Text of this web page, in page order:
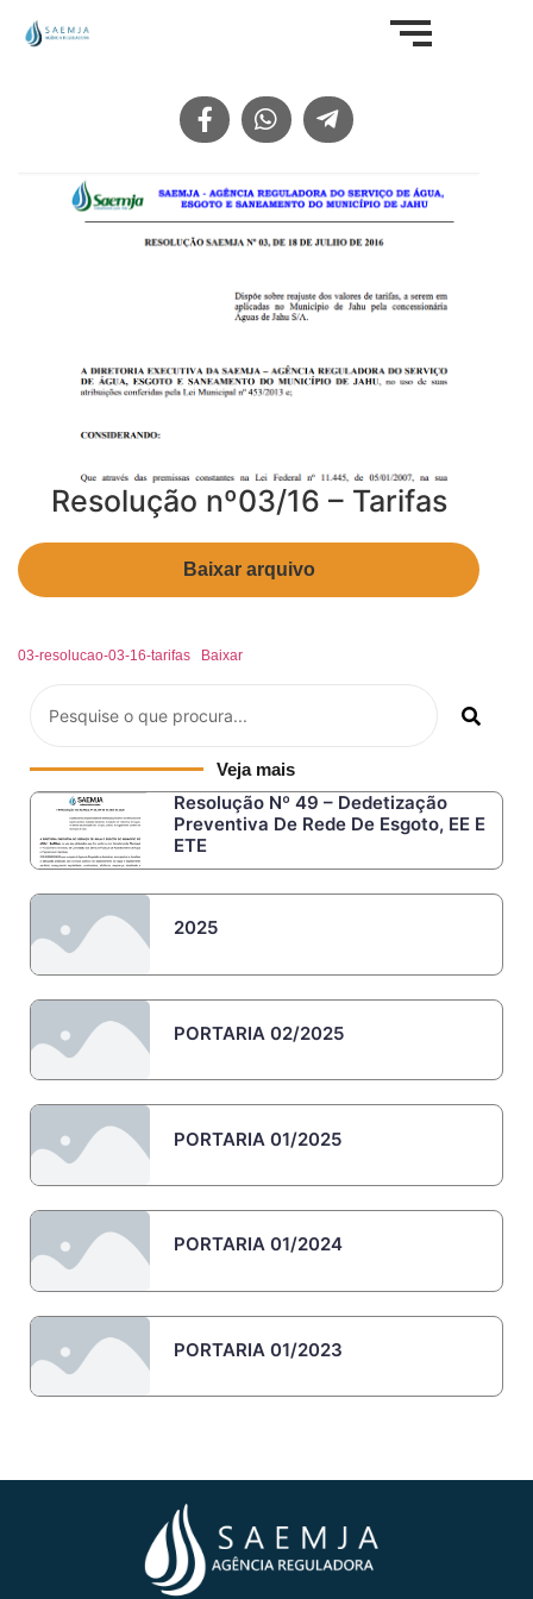
Resolução nº03/16 – Tarifas
Baixar arquivo
03-resolucao-03-16-tarifas Baixar
Veja mais
Resolução Nº 49 – Dedetização
Preventiva De Rede De Esgoto, EE E
ETE
2025
PORTARIA 02/2025
PORTARIA 01/2025
PORTARIA 01/2024
PORTARIA 01/2023